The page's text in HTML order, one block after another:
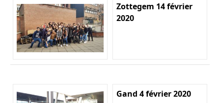
Zottegem 14 février
2020
Gand 4 février 2020